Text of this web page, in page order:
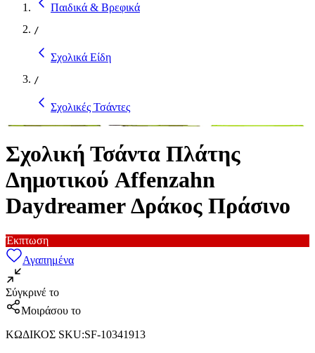
Παιδικά & Βρεφικά
/
Σχολικά Είδη
/
Σχολικές Τσάντες
Σχολική Τσάντα Πλάτης
Δημοτικού Affenzahn
Daydreamer Δράκος Πράσινο
Έκπτωση
Αγαπημένα
Σύγκρινέ το
Μοιράσου το
ΚΩΔΙΚΟΣ SKU:SF-10341913